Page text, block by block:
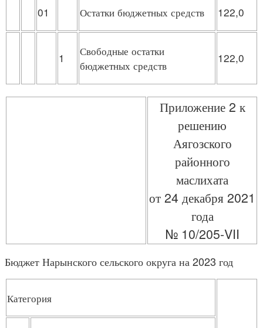
01 Остатки бюджетных средств 122,0
1
Свободные остатки
бюджетных средств
122,0
Приложение 2 к
решению
Аягозского
районного
маслихата
от 24 декабря 2021
года
№ 10/205-VII
Бюджет Нарынского сельского округа на 2023 год
Категория